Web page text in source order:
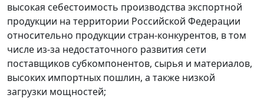
высокая себестоимость производства экспортной
продукции на территории Российской Федерации
относительно продукции стран-конкурентов, в том
числе из-за недостаточного развития сети
поставщиков субкомпонентов, сырья и материалов,
высоких импортных пошлин, а также низкой
загрузки мощностей;